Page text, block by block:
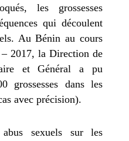
les grossesses
qui découlent
Au Bénin au cours
– 2017, la Direction de
et Général a pu
grossesses dans les
avec précision).
abus sexuels sur les